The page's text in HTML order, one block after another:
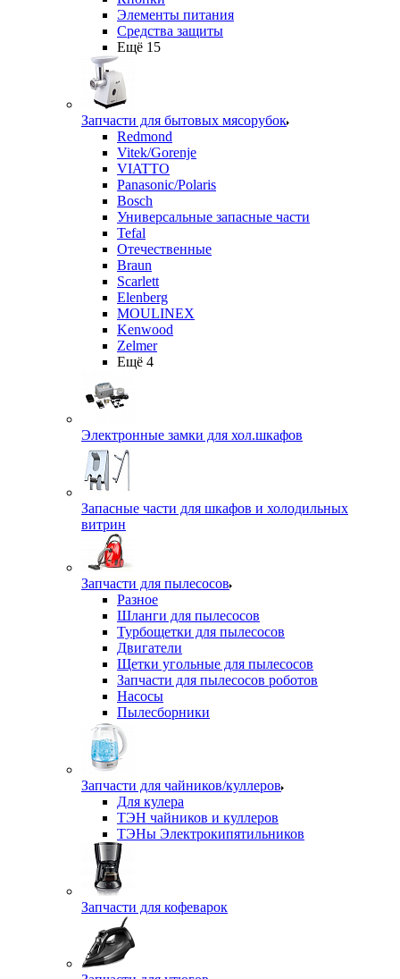
Элементы питания
Средства защиты
Ещё 15
Запчасти для бытовых мясорубок
Redmond
Vitek/Gorenje
VIATTO
Panasonic/Polaris
Bosch
Универсальные запасные части
Tefal
Отечественные
Braun
Scarlett
Elenberg
MOULINEX
Kenwood
Zelmer
Ещё 4
Электронные замки для хол.шкафов
Запасные части для шкафов и холодильных
витрин
Запчасти для пылесосов
Разное
Шланги для пылесосов
Турбощетки для пылесосов
Двигатели
Щетки угольные для пылесосов
Запчасти для пылесосов роботов
Насосы
Пылесборники
Запчасти для чайников/куллеров
Для кулера
ТЭН чайников и куллеров
ТЭНы Электрокипятильников
Запчасти для кофеварок